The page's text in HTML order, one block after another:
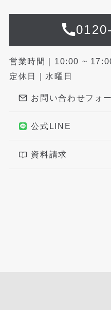
営業時間｜10:00 ~
定休日｜水曜日
お問い合わせフォ
公式LINE
資料請求